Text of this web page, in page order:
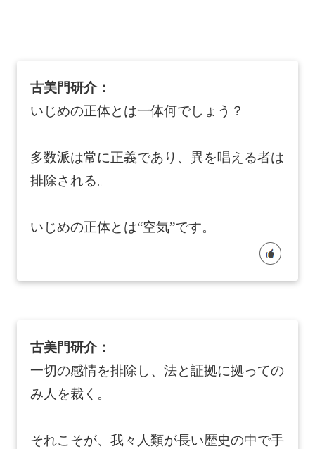
古美門研介：
いじめの正体とは一体何でしょう？
多数派は常に正義であり、異を唱える者は
排除される。
いじめの正体とは“空気”です。
古美門研介：
一切の感情を排除し、法と証拠に拠っての
み人を裁く。
それこそが、我々人類が長い歴史の中で手